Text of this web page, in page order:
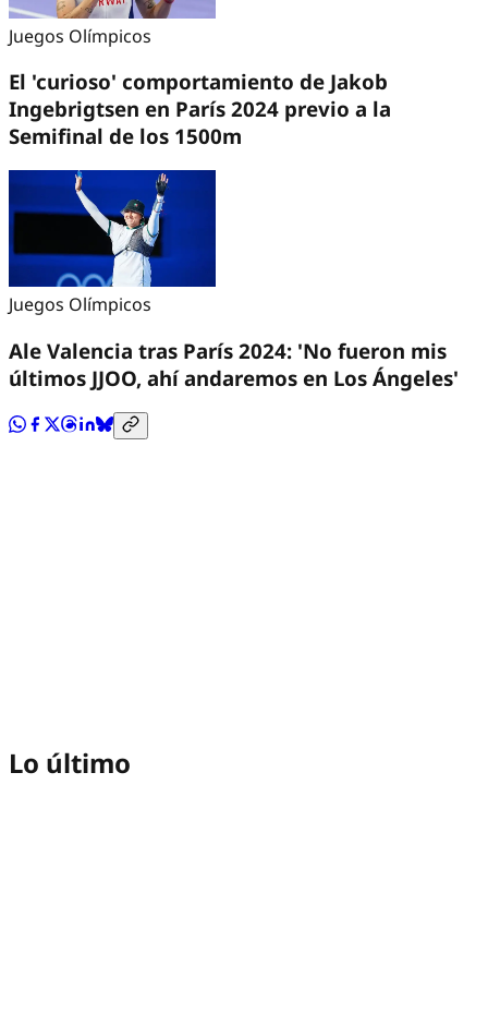
Juegos Olímpicos
El 'curioso' comportamiento de Jakob
Ingebrigtsen en París 2024 previo a la
Semifinal de los 1500m
Juegos Olímpicos
Ale Valencia tras París 2024: 'No fueron mis
últimos JJOO, ahí andaremos en Los Ángeles'
Lo último